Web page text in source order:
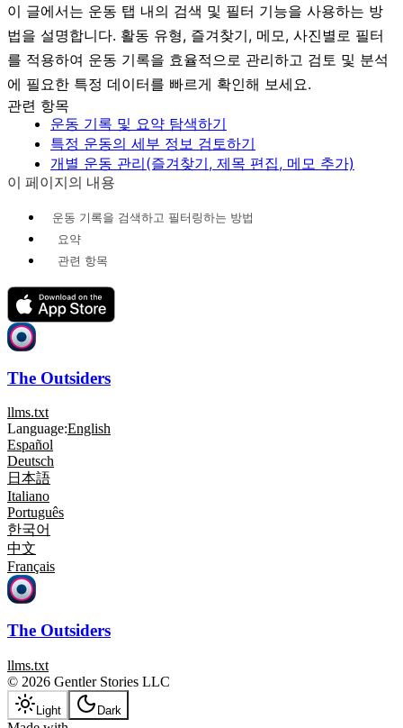
이 글에서는 운동 탭 내의 검색 및 필터 기능을 사용하는 방
법을 설명합니다. 활동 유형, 즐겨찾기, 메모, 사진별로 필터
를 적용하여 운동 기록을 효율적으로 관리하고 검토 및 분석
에 필요한 특정 데이터를 빠르게 확인해 보세요.
관련 항목
운동 기록 및 요약 탐색하기
특정 운동의 세부 정보 검토하기
개별 운동 관리(즐겨찾기, 제목 편집, 메모 추가)
이 페이지의 내용
운동 기록을 검색하고 필터링하는 방법
요약
관련 항목
The Outsiders
llms.txt
Language:English
Español
Deutsch
日本語
Italiano
Português
한국어
中文
Français
The Outsiders
llms.txt
© 2026 Gentler Stories LLC
Light Dark